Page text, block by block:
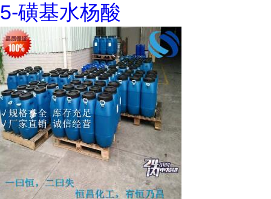
5-磺基水杨酸